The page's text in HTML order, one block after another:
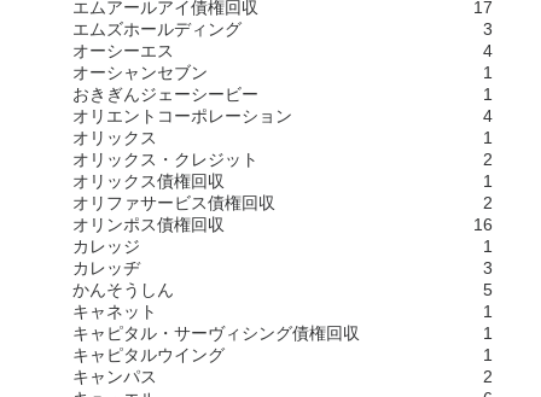
エムアールアイ債権回収
17
エムズホールディング
3
オーシーエス
4
オーシャンセブン
1
おきぎんジェーシービー
1
オリエントコーポレーション
4
オリックス
1
オリックス・クレジット
2
オリックス債権回収
1
オリファサービス債権回収
2
オリンポス債権回収
16
カレッジ
1
カレッヂ
3
かんそうしん
5
キャネット
1
キャピタル・サーヴィシング債権回収
1
キャピタルウイング
1
キャンパス
2